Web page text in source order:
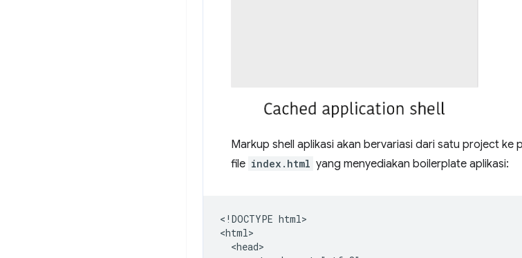
Markup shell aplikasi akan bervariasi dari satu project
file index.html yang menyediakan boilerplate aplikasi:
​​<!DOCTYPE html>
<html>
  <head>